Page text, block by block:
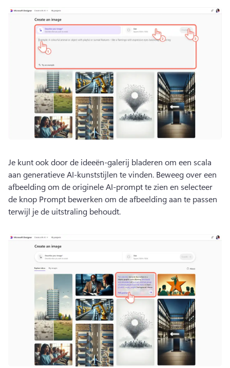
Je kunt ook door de ideeën-galerij bladeren om een scala
aan generatieve AI-kunststijlen te vinden. Beweeg over een
afbeelding om de originele AI-prompt te zien en selecteer
de knop Prompt bewerken om de afbeelding aan te passen
terwijl je de uitstraling behoudt.